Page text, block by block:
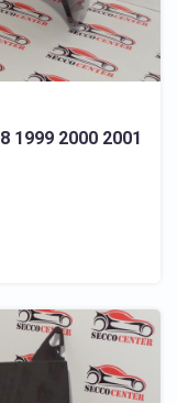
1999 2000 2001